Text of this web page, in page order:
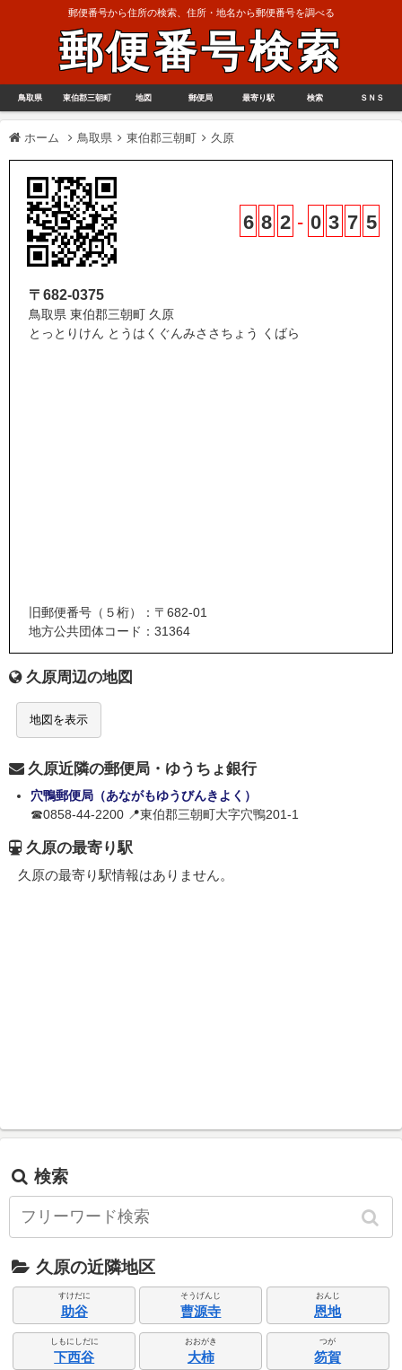
郵便番号から住所の検索、住所・地名から郵便番号を調べる
郵便番号検索
鳥取県 東伯郡三朝町 地図 郵便局 最寄り駅 検索 ＳＮＳ
ホーム 鳥取県 東伯郡三朝町 久原
6 8 2 - 0 3 7 5
〒682-0375
鳥取県 東伯郡三朝町 久原
とっとりけん とうはくぐんみささちょう くばら
旧郵便番号（５桁）：〒682-01
地方公共団体コード：31364
久原周辺の地図
地図を表示
久原近隣の郵便局・ゆうちょ銀行
穴鴨郵便局（あながもゆうびんきよく）
☎0858-44-2200 📍東伯郡三朝町大字穴鴨201-1
久原の最寄り駅
久原の最寄り駅情報はありません。
検索
久原の近隣地区
すけだに
助谷
そうげんじ
曹源寺
おんじ
恩地
しもにしだに
下西谷
おおがき
大柿
つが
笏賀